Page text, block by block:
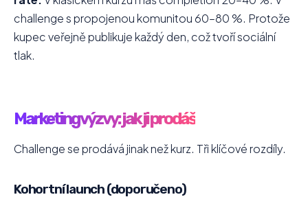
challenge s propojenou komunitou 60–80 %. Protože
kupec veřejně publikuje každý den, což tvoří sociální
tlak.
Marketing výzvy: jak ji prodáš
Challenge se prodává jinak než kurz. Tři klíčové rozdíly.
Kohortní launch (doporučeno)